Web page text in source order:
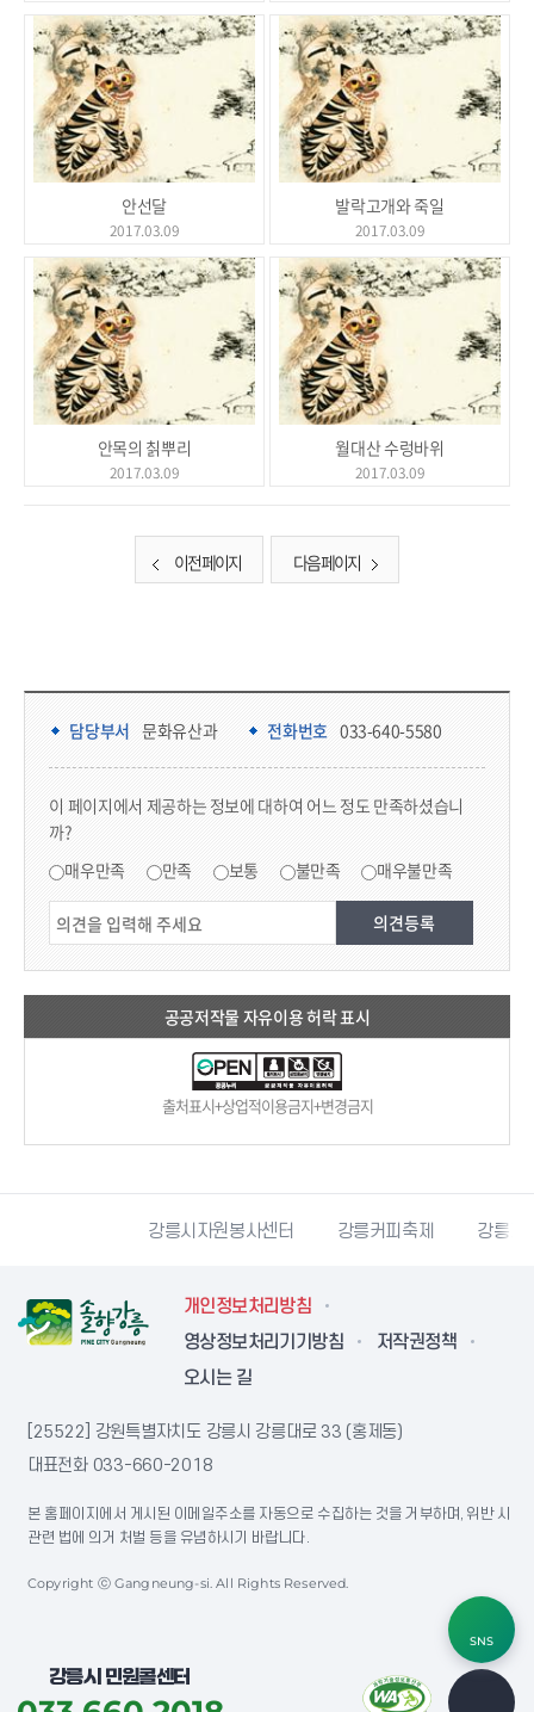
안선달
2017.03.09
발락고개와 죽일
2017.03.09
안목의 칡뿌리
2017.03.09
월대산 수렁바위
2017.03.09
이전 페이지 다음 페이지
담당부서 정보 & 컨텐츠 만족도 조사 & 공공저작물 자유이용 허락 표시
담당부서 문화유산과 전화번호 033-640-5580
이 페이지에서 제공하는 정보에 대하여 어느 정도 만족하셨습니
까?
매우만족 만족 보통 불만족 매우불만족
공공저작물 자유이용 허락 표시
출처표시+상업적이용금지+변경금지
강릉시자원봉사센터 강릉커피축제 강릉과
개인정보처리방침
영상정보처리기기방침
저작권정책
오시는 길
[25522] 강원특별자치도 강릉시 강릉대로 33 (홍제동)
대표전화 033-660-2018
본 홈페이지에서 게시된 이메일주소를 자동으로 수집하는 것을 거부하며, 위반 시
관련 법에 의거 처벌 등을 유념하시기 바랍니다.
Copyright ⓒ Gangneung-si. All Rights Reserved.
강릉시 민원콜센터
SNS